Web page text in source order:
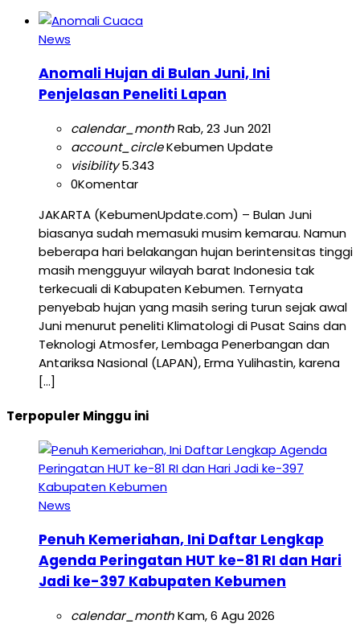
News
Anomali Hujan di Bulan Juni, Ini
Penjelasan Peneliti Lapan
calendar_monthRab, 23 Jun 2021
account_circleKebumen Update
visibility5.343
0Komentar
JAKARTA (KebumenUpdate.com) – Bulan Juni
biasanya sudah memasuki musim kemarau. Namun
beberapa hari belakangan hujan berintensitas tinggi
masih mengguyur wilayah barat Indonesia tak
terkecuali di Kabupaten Kebumen. Ternyata
penyebab hujan yang masih sering turun sejak awal
Juni menurut peneliti Klimatologi di Pusat Sains dan
Teknologi Atmosfer, Lembaga Penerbangan dan
Antariksa Nasional (LAPAN), Erma Yulihastin, karena
[…]
Terpopuler Minggu ini
News
Penuh Kemeriahan, Ini Daftar Lengkap
Agenda Peringatan HUT ke-81 RI dan Hari
Jadi ke-397 Kabupaten Kebumen
calendar_monthKam, 6 Agu 2026